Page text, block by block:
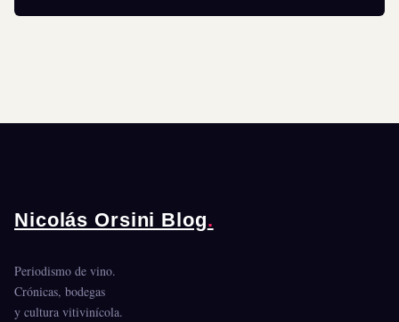
Nicolás Orsini Blog.
Periodismo de vino.
Crónicas, bodegas
y cultura vitivinícola.